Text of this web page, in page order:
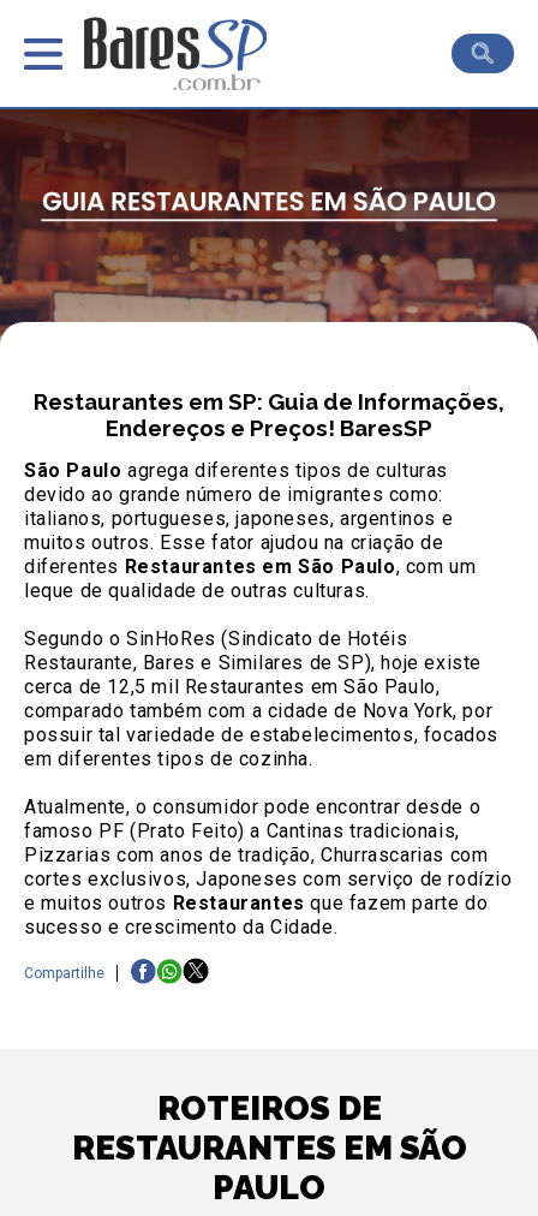
Restaurantes em SP: Guia de Informações,
Endereços e Preços! BaresSP
São Paulo agrega diferentes tipos de culturas
devido ao grande número de imigrantes como:
italianos, portugueses, japoneses, argentinos e
muitos outros. Esse fator ajudou na criação de
diferentes Restaurantes em São Paulo, com um
leque de qualidade de outras culturas.
Segundo o SinHoRes (Sindicato de Hotéis
Restaurante, Bares e Similares de SP), hoje existe
cerca de 12,5 mil Restaurantes em São Paulo,
comparado também com a cidade de Nova York, por
possuir tal variedade de estabelecimentos, focados
em diferentes tipos de cozinha.
Atualmente, o consumidor pode encontrar desde o
famoso PF (Prato Feito) a Cantinas tradicionais,
Pizzarias com anos de tradição, Churrascarias com
cortes exclusivos, Japoneses com serviço de rodízio
e muitos outros Restaurantes que fazem parte do
sucesso e crescimento da Cidade.
Compartilhe
ROTEIROS DE
RESTAURANTES EM SÃO
PAULO